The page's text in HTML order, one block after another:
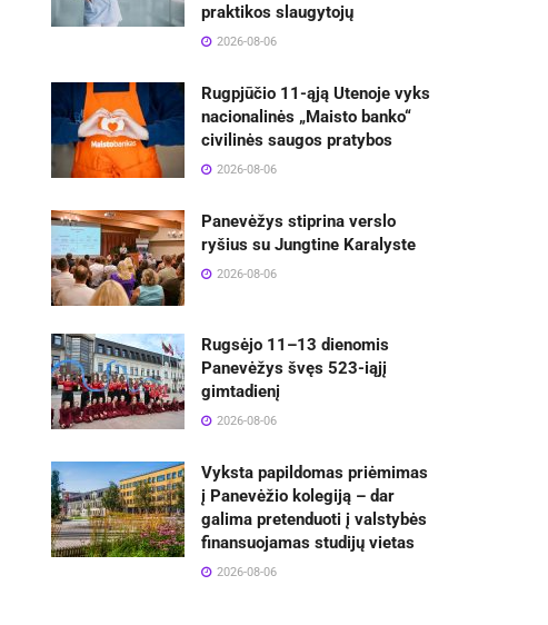
praktikos slaugytojų
2026-08-06
Rugpjūčio 11-ąją Utenoje vyks
nacionalinės „Maisto banko“
civilinės saugos pratybos
2026-08-06
Panevėžys stiprina verslo
ryšius su Jungtine Karalyste
2026-08-06
Rugsėjo 11–13 dienomis
Panevėžys švęs 523-iąjį
gimtadienį
2026-08-06
Vyksta papildomas priėmimas
į Panevėžio kolegiją – dar
galima pretenduoti į valstybės
finansuojamas studijų vietas
2026-08-06